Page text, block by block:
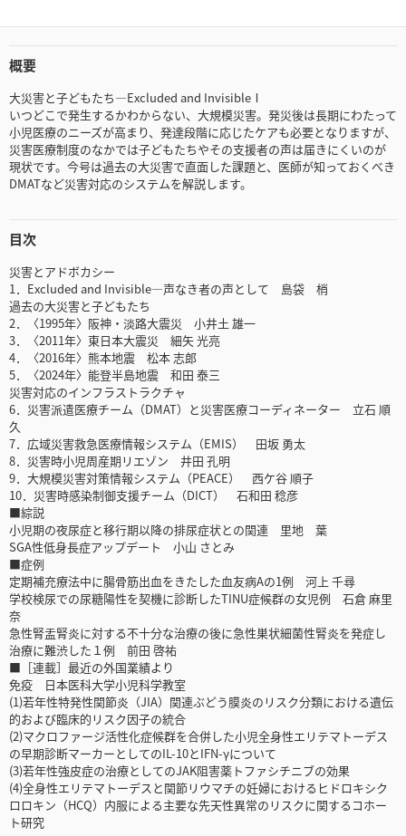
概要
大災害と子どもたち―Excluded and InvisibleⅠ
いつどこで発生するかわからない、大規模災害。発災後は長期にわたって
小児医療のニーズが高まり、発達段階に応じたケアも必要となりますが、
災害医療制度のなかでは子どもたちやその支援者の声は届きにくいのが
現状です。今号は過去の大災害で直面した課題と、医師が知っておくべき
DMATなど災害対応のシステムを解説します。
目次
災害とアドボカシー
1．Excluded and Invisible―声なき者の声として 島袋 梢
過去の大災害と子どもたち
2．〈1995年〉阪神・淡路大震災 小井土 雄一
3．〈2011年〉東日本大震災 細矢 光亮
4．〈2016年〉熊本地震 松本 志郎
5．〈2024年〉能登半島地震 和田 泰三
災害対応のインフラストラクチャ
6．災害派遣医療チーム（DMAT）と災害医療コーディネーター 立石 順
久
7．広域災害救急医療情報システム（EMIS） 田坂 勇太
8．災害時小児周産期リエゾン 井田 孔明
9．大規模災害対策情報システム（PEACE） 西ケ谷 順子
10．災害時感染制御支援チーム（DICT） 石和田 稔彦
■綜説
小児期の夜尿症と移行期以降の排尿症状との関連 里地 葉
SGA性低身長症アップデート 小山 さとみ
■症例
定期補充療法中に腸骨筋出血をきたした血友病Aの1例 河上 千尋
学校検尿での尿糖陽性を契機に診断したTINU症候群の女児例 石倉 麻里
奈
急性腎盂腎炎に対する不十分な治療の後に急性巣状細菌性腎炎を発症し
治療に難渋した１例 前田 啓祐
■［連載］最近の外国業績より
免疫 日本医科大学小児科学教室
(1)若年性特発性関節炎（JIA）関連ぶどう膜炎のリスク分類における遺伝
的および臨床的リスク因子の統合
(2)マクロファージ活性化症候群を合併した小児全身性エリテマトーデス
の早期診断マーカーとしてのIL-10とIFN-γについて
(3)若年性強皮症の治療としてのJAK阻害薬トファシチニブの効果
(4)全身性エリテマトーデスと関節リウマチの妊婦におけるヒドロキシク
ロロキン（HCQ）内服による主要な先天性異常のリスクに関するコホー
ト研究